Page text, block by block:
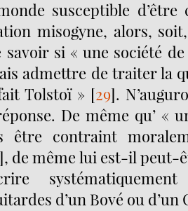
susceptible d’être
misogyne, alors,
savoir si « une société
admettre de traiter la
Tolstoï » [29].
De même qu’ «
être contraint
], de même lui est-il peut-
d’un Bové ou